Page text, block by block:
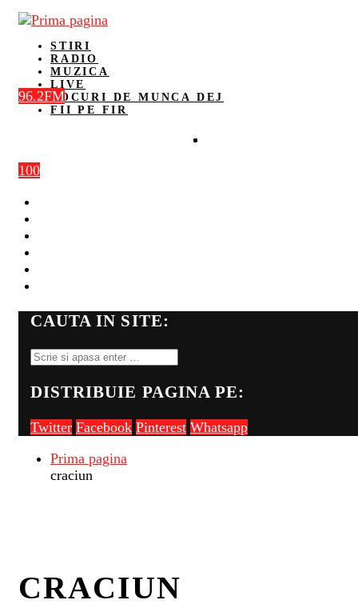
STIRI
RADIO
MUZICA
LIVE
LOCURI DE MUNCA DEJ
FII PE FIR
100
96.2FM
CAUTA IN SITE:
DISTRIBUIE PAGINA PE:
Twitter Facebook Pinterest Whatsapp
Prima pagina
craciun
CRACIUN